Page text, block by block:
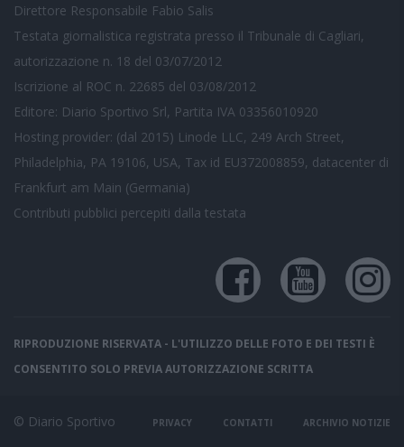
Direttore Responsabile Fabio Salis
Testata giornalistica registrata presso il Tribunale di Cagliari,
autorizzazione n. 18 del 03/07/2012
Iscrizione al ROC n. 22685 del 03/08/2012
Editore: Diario Sportivo Srl, Partita IVA 03356010920
Hosting provider: (dal 2015) Linode LLC, 249 Arch Street,
Philadelphia, PA 19106, USA, Tax id EU372008859, datacenter di
Frankfurt am Main (Germania)
Contributi pubblici percepiti dalla testata
RIPRODUZIONE RISERVATA - L'UTILIZZO DELLE FOTO E DEI TESTI È
CONSENTITO SOLO PREVIA AUTORIZZAZIONE SCRITTA
© Diario Sportivo PRIVACY CONTATTI ARCHIVIO NOTIZIE